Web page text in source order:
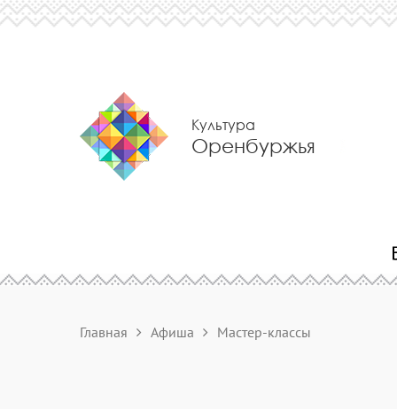
Культура
Оренбуржья
Главная Афиша Мастер-классы